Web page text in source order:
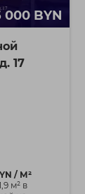
000 BYN
17
/ М²
м² в